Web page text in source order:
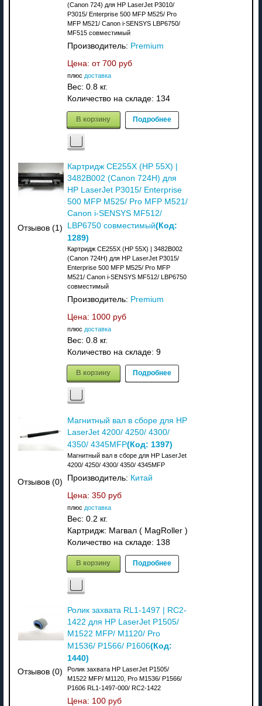
(Canon 724) для HP LaserJet P3010/
P3015/ Enterprise 500 MFP M525/ Pro
MFP M521/ Canon i-SENSYS LBP6750/
MF515 совместимый
Производитель: Premium
Цена: от 700 руб
плюс доставка
Вес: 0.8 кг.
Количество на складе: 134
В корзину Подробнее
Отзывов (1)
Картридж CE255X (HP 55X) |
3482B002 (Canon 724H) для
HP LaserJet P3015/ Enterprise
500 MFP M525/ Pro MFP M521/
Canon i-SENSYS MF512/
LBP6750 совместимый(Код:
1289)
Картридж CE255X (HP 55X) | 3482B002
(Canon 724H) для HP LaserJet P3015/
Enterprise 500 MFP M525/ Pro MFP
M521/ Canon i-SENSYS MF512/ LBP6750
совместимый
Производитель: Premium
Цена: 1000 руб
плюс доставка
Вес: 0.8 кг.
Количество на складе: 9
В корзину Подробнее
Отзывов (0)
Магнитный вал в сборе для HP
LaserJet 4200/ 4250/ 4300/
4350/ 4345MFP(Код: 1397)
Магнитный вал в сборе для HP LaserJet
4200/ 4250/ 4300/ 4350/ 4345MFP
Производитель: Китай
Цена: 350 руб
плюс доставка
Вес: 0.2 кг.
Картридж: Магвал ( MagRoller )
Количество на складе: 138
В корзину Подробнее
Отзывов (0)
Ролик захвата RL1-1497 | RC2-
1422 для HP LaserJet P1505/
M1522 MFP/ M1120/ Pro
M1536/ P1566/ P1606(Код:
1440)
Ролик захвата HP LaserJet P1505/
M1522 MFP/ M1120, Pro M1536/ P1566/
P1606 RL1-1497-000/ RC2-1422
Цена: 100 руб